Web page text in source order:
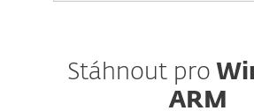
Stáhnout pro
ARM